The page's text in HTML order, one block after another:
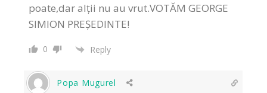
poate,dar alții nu au vrut.VOTĂM GEORGE
SIMION PREȘEDINTE!
0 Reply
Popa Mugurel